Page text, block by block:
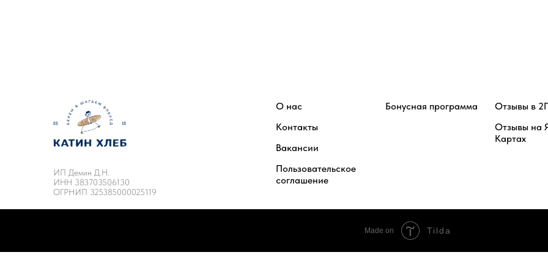
ИП Демин Д.Н.
ИНН 383703506130
ОГРНИП 325385000025119
О нас
Контакты
Вакансии
Пользовательское
соглашение
Бонусная программа
Отзывы в
Отзывы на
Картах
Made on Tilda